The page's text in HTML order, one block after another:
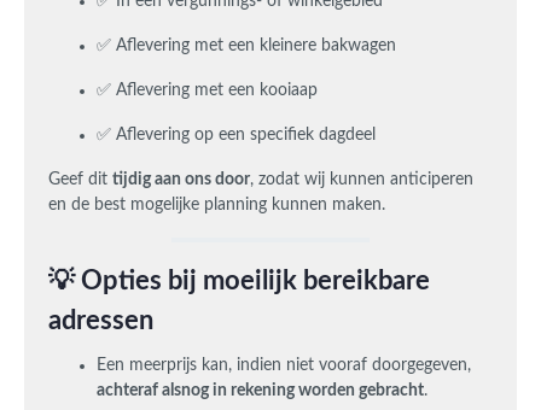
✅ Aflevering met een kleinere bakwagen
✅ Aflevering met een kooiaap
✅ Aflevering op een specifiek dagdeel
Geef dit tijdig aan ons door, zodat wij kunnen anticiperen
en de best mogelijke planning kunnen maken.
💡 Opties bij moeilijk bereikbare
adressen
Een meerprijs kan, indien niet vooraf doorgegeven,
achteraf alsnog in rekening worden gebracht.